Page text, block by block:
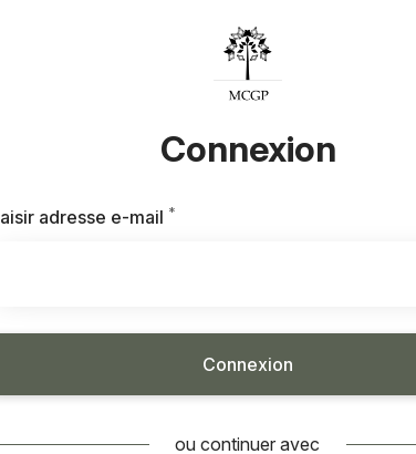
Connexion
adresse e-mail *
Connexion
ou continuer avec